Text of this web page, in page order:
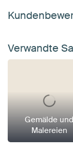
Verwandte
Gemälde und
Malereien